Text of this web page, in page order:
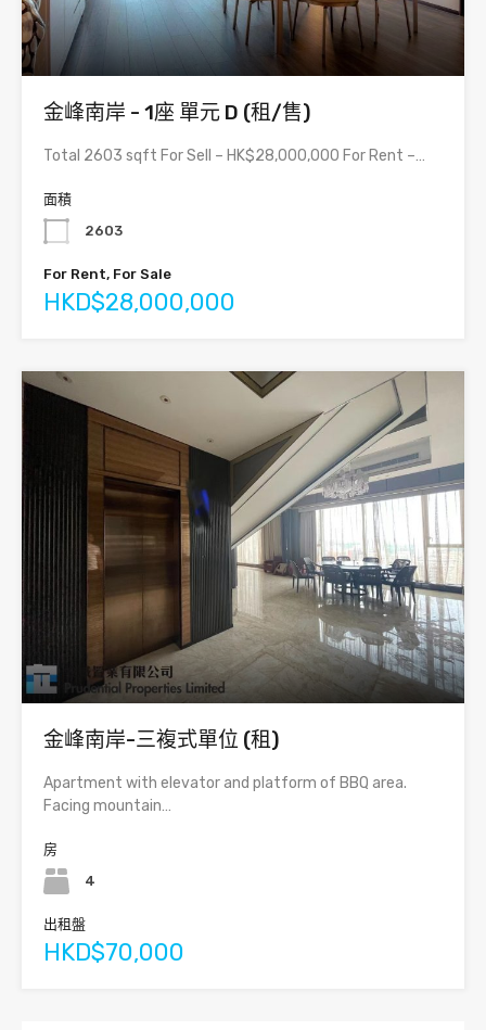
金峰南岸 - 1座 單元 D (租/售)
Total 2603 sqft For Sell – HK$28,000,000 For Rent –…
面積
2603
For Rent, For Sale
HKD$28,000,000
金峰南岸-三複式單位 (租)
Apartment with elevator and platform of BBQ area.
Facing mountain…
房
4
出租盤
HKD$70,000